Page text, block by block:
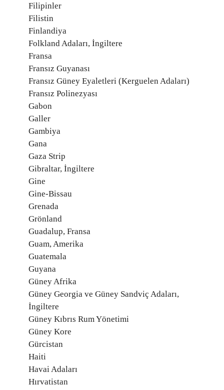
Filipinler
Filistin
Finlandiya
Folkland Adaları, İngiltere
Fransa
Fransız Guyanası
Fransız Güney Eyaletleri (Kerguelen Adaları)
Fransız Polinezyası
Gabon
Galler
Gambiya
Gana
Gaza Strip
Gibraltar, İngiltere
Gine
Gine-Bissau
Grenada
Grönland
Guadalup, Fransa
Guam, Amerika
Guatemala
Guyana
Güney Afrika
Güney Georgia ve Güney Sandviç Adaları,
İngiltere
Güney Kıbrıs Rum Yönetimi
Güney Kore
Gürcistan
Haiti
Havai Adaları
Hırvatistan